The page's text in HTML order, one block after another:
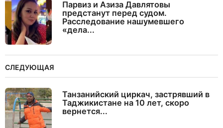
Парвиз и Азиза Давлятовы
предстанут перед судом.
Расследование нашумевшего
«дела...
СЛЕДУЮЩАЯ
Танзанийский циркач, застрявший в
Таджикистане на 10 лет, скоро
вернется...